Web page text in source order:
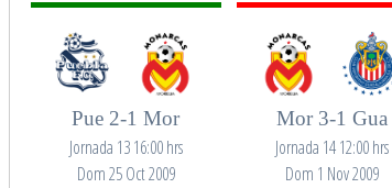
Pue 2-1 Mor
Jornada 13 16:00 hrs
Dom 25 Oct 2009
Mor 3-1 Gua
Jornada 14 12:00 hrs
Dom 1 Nov 2009